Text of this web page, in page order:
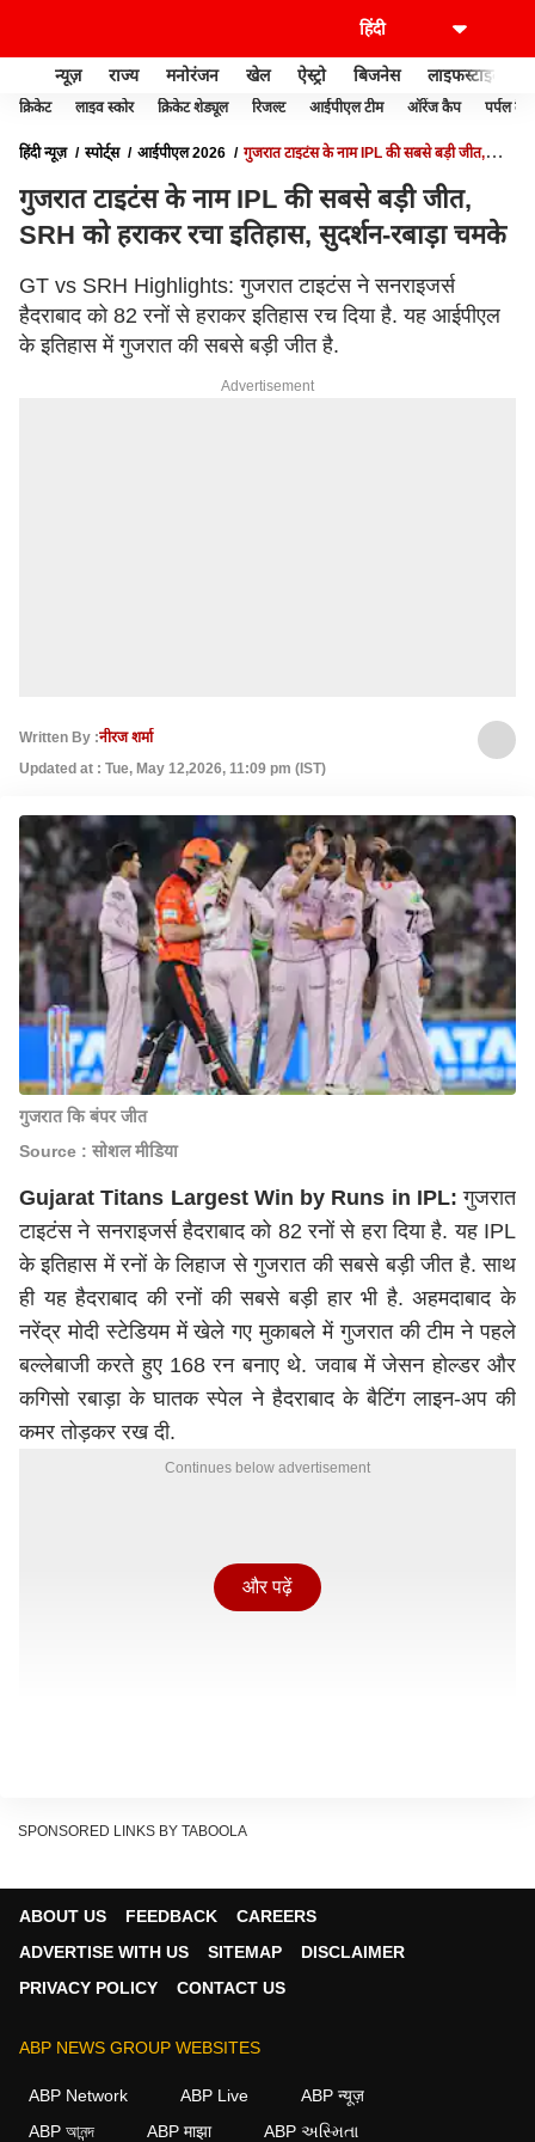
न्यूज़ राज्य मनोरंजन खेल ऐस्ट्रो बिजनेस लाइफस्टाइल
क्रिकेट लाइव स्कोर क्रिकेट शेड्यूल रिजल्ट आईपीएल टीम ऑरेंज कैप पर्पल कैप
हिंदी न्यूज़ स्पोर्ट्स आईपीएल 2026
गुजरात टाइटंस के नाम IPL की सबसे बड़ी जीत,
गुजरात टाइटंस के नाम IPL की सबसे बड़ी जीत,
SRH को हराकर रचा इतिहास, सुदर्शन-रबाड़ा चमके
GT vs SRH Highlights: गुजरात टाइटंस ने सनराइजर्स
हैदराबाद को 82 रनों से हराकर इतिहास रच दिया है. यह आईपीएल
के इतिहास में गुजरात की सबसे बड़ी जीत है.
Advertisement
Written By :नीरज शर्मा
Updated at : Tue, May 12,2026, 11:09 pm (IST)
गुजरात कि बंपर जीत
Source : सोशल मीडिया
Gujarat Titans Largest Win by Runs in IPL: गुजरात
टाइटंस ने सनराइजर्स हैदराबाद को 82 रनों से हरा दिया है. यह IPL
के इतिहास में रनों के लिहाज से गुजरात की सबसे बड़ी जीत है. साथ
ही यह हैदराबाद की रनों की सबसे बड़ी हार भी है. अहमदाबाद के
नरेंद्र मोदीस्टेडियम में खेले गए मुकाबले में गुजरात की टीम ने पहले
बल्लेबाजी करते हुए 168 रन बनाए थे. जवाब में जेसन होल्डर और
कगिसो रबाड़ा के घातक स्पेल ने हैदराबाद के बैटिंग लाइन-अप की
कमर तोड़कर रख दी.
Continues below advertisement
गुजरात टाइटंस ने सनराइजर्स हैदराबाद को 82 रनों से हराया. यह
पहले गुजरात की सबसे बड़ी जीत इसी सीजन राजस्थान रॉयल्स के
खिलाफ आई थी. उस मुकाबले में गुजरात ने राजस्थान को 77 रनों से
और पढ़ें
SPONSORED LINKS BY TABOOLA
ABOUT US FEEDBACK
CAREERS
ADVERTISE WITH US
SITEMAP
DISCLAIMER
PRIVACY POLICY
CONTACT US
ABP NEWS GROUP WEBSITES
ABP Network ABP Live
ABP न्यूज़
ABP আনন্দ
ABP माझा ABP અસ્મિતા